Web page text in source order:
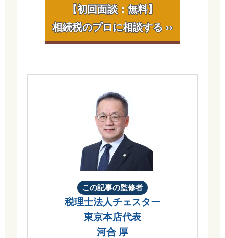
【初回面談：無料】
相続税のプロに相談する ››
この記事の監修者
税理士法人チェスター
東京本店代表
河合 厚